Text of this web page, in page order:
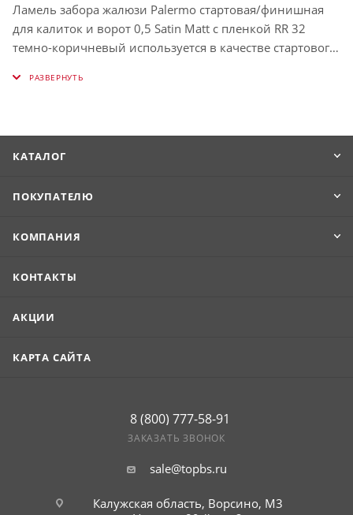
Ламель забора жалюзи Palermo стартовая/финишная
для калиток и ворот 0,5 Satin Matt с пленкой RR 32
темно-коричневый используется в качестве стартового
сайдинга, а после – для скрытия и фиксации
КАТАЛОГ
ПОКУПАТЕЛЮ
КОМПАНИЯ
КОНТАКТЫ
АКЦИИ
КАРТА САЙТА
8 (800) 777-58-91
ЗАКАЗАТЬ ЗВОНОК
sale@topbs.ru
Калужская область, Ворсино, М3